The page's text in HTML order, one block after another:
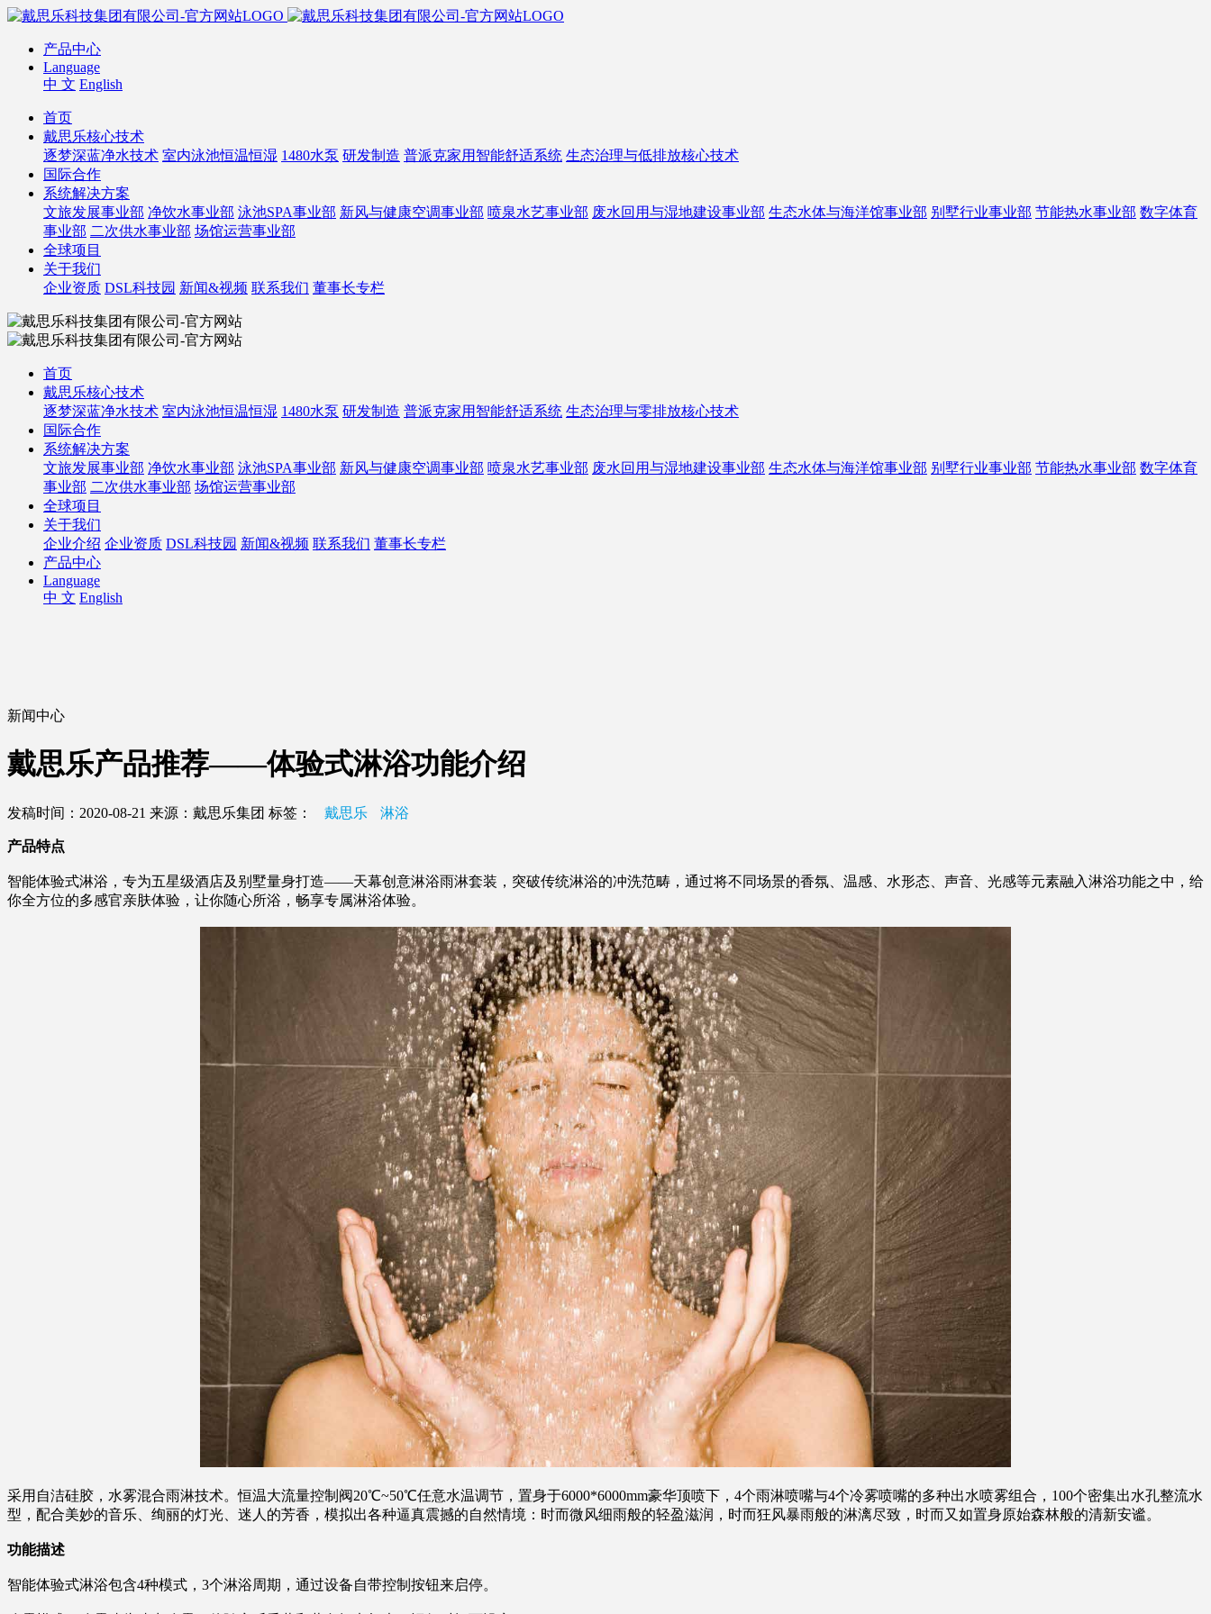
产品中心
Language
中 文 English
首页
戴思乐核心技术
逐梦深蓝净水技术 室内泳池恒温恒湿 1480水泵 研发制造 普派克家用智能舒适系统 生态治理与低排放核心技术
国际合作
系统解决方案
文旅发展事业部 净饮水事业部 泳池SPA事业部 新风与健康空调事业部 喷泉水艺事业部 废水回用与湿地建设事业部 生态水体与海洋馆事业部 别墅行业事业部 节能热水事业部 数字体育
事业部 二次供水事业部 场馆运营事业部
全球项目
关于我们
企业资质 DSL科技园 新闻&视频 联系我们 董事长专栏
首页
戴思乐核心技术
逐梦深蓝净水技术 室内泳池恒温恒湿 1480水泵 研发制造 普派克家用智能舒适系统 生态治理与零排放核心技术
国际合作
系统解决方案
文旅发展事业部 净饮水事业部 泳池SPA事业部 新风与健康空调事业部 喷泉水艺事业部 废水回用与湿地建设事业部 生态水体与海洋馆事业部 别墅行业事业部 节能热水事业部 数字体育
事业部 二次供水事业部 场馆运营事业部
全球项目
关于我们
企业介绍 企业资质 DSL科技园 新闻&视频 联系我们 董事长专栏
产品中心
Language
中 文 English
新闻中心
戴思乐产品推荐——体验式淋浴功能介绍
发稿时间：2020-08-21 来源：戴思乐集团 标签： 戴思乐 淋浴
产品特点
智能体验式淋浴，专为五星级酒店及别墅量身打造——天幕创意淋浴雨淋套装，突破传统淋浴的冲洗范畴，通过将不同场景的香氛、温感、水形态、声音、光感等元素融入淋浴功能之中，给
你全方位的多感官亲肤体验，让你随心所浴，畅享专属淋浴体验。
采用自洁硅胶，水雾混合雨淋技术。恒温大流量控制阀20℃~50℃任意水温调节，置身于6000*6000mm豪华顶喷下，4个雨淋喷嘴与4个冷雾喷嘴的多种出水喷雾组合，100个密集出水孔整流水
型，配合美妙的音乐、绚丽的灯光、迷人的芳香，模拟出各种逼真震撼的自然情境：时而微风细雨般的轻盈滋润，时而狂风暴雨般的淋漓尽致，时而又如置身原始森林般的清新安谧。
功能描述
智能体验式淋浴包含4种模式，3个淋浴周期，通过设备自带控制按钮来启停。